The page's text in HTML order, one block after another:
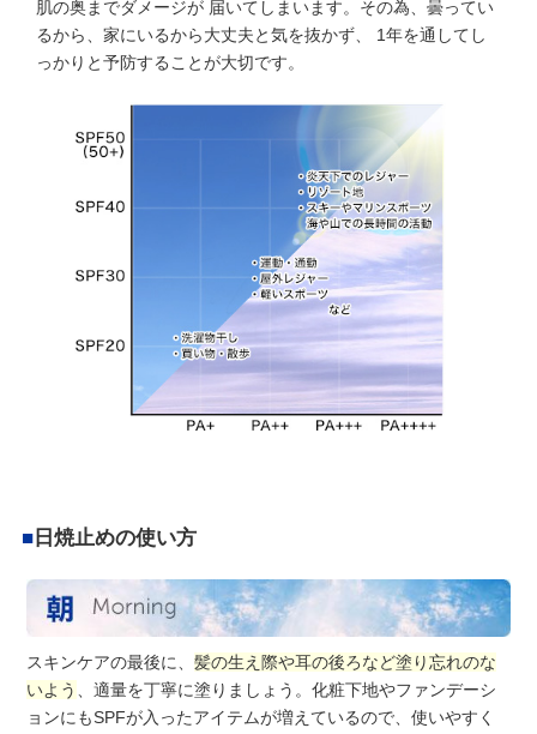
肌の奥までダメージが 届いてしまいます。その為、曇ってい
るから、家にいるから大丈夫と気を抜かず、 1年を通してし
っかりと予防することが大切です。
■日焼止めの使い方
スキンケアの最後に、 髪の生え際や耳の後ろなど塗り忘れのな
いよう
、適量を丁寧に塗りましょう。化粧下地やファンデーシ
ョンにもSPFが入ったアイテムが増えているので、使いやすく